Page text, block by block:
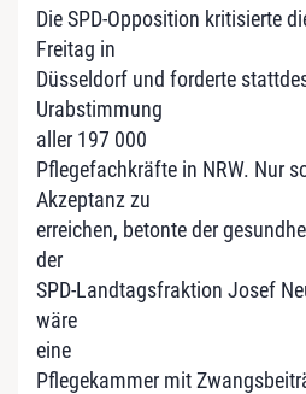
Die SPD-Opposition kritisierte
Freitag in
Düsseldorf und forderte
Urabstimmung
aller 197 000
Pflegefachkräfte in NRW. Nur
Akzeptanz zu
erreichen, betonte der
der
SPD-Landtagsfraktion Josef
wäre
eine
Pflegekammer mit